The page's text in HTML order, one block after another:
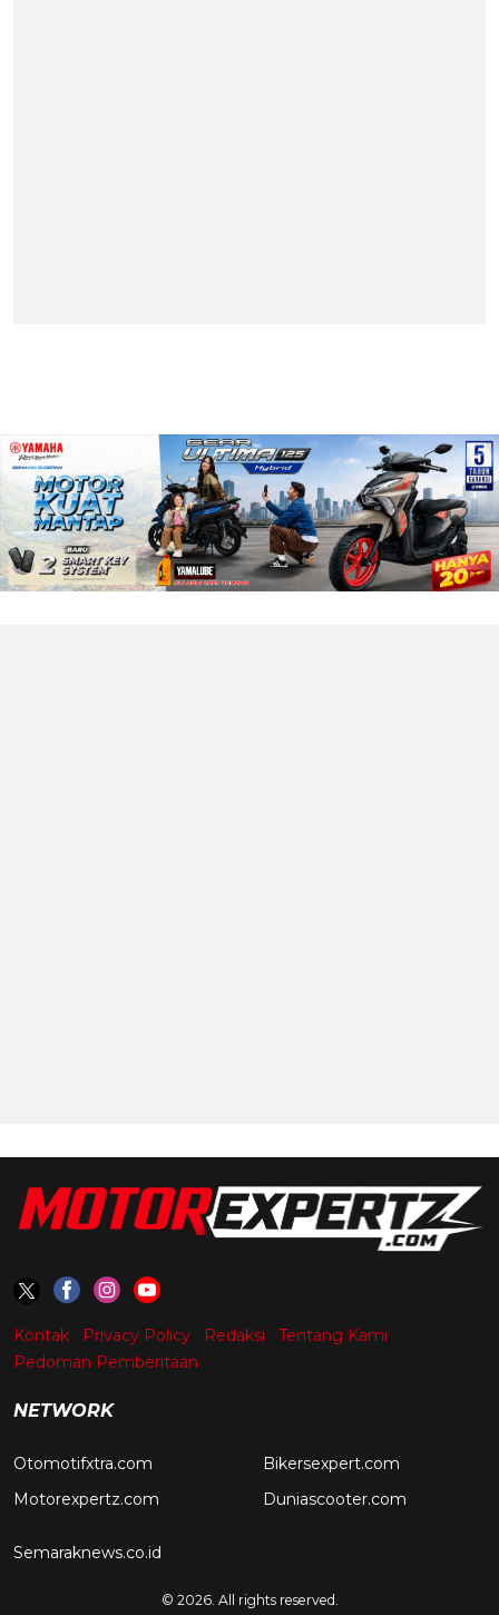
Kontak Privacy Policy Redaksi
Tentang Kami
Pedoman Pemberitaan
NETWORK
Otomotifxtra.com
Motorexpertz.com
Bikersexpert.com
Duniascooter.com
Semaraknews.co.id
© 2026. All rights reserved.